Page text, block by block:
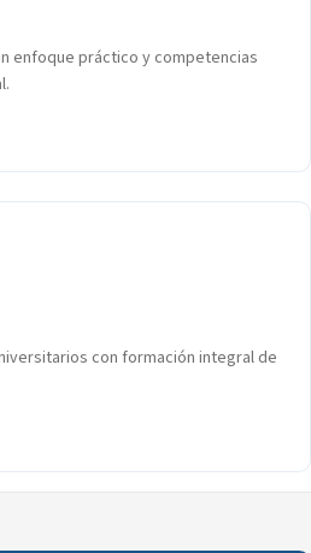
enfoque práctico y competencias
con formación integral de